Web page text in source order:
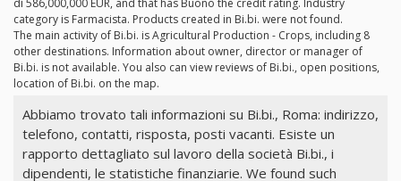
di 586,000,000 EUR, and that has Buono the credit rating. Industry
category is Farmacista. Products created in Bi.bi. were not found.
The main activity of Bi.bi. is Agricultural Production - Crops, including 8
other destinations. Information about owner, director or manager of
Bi.bi. is not available. You also can view reviews of Bi.bi., open positions,
location of Bi.bi. on the map.
Abbiamo trovato tali informazioni su Bi.bi., Roma: indirizzo,
telefono, contatti, risposta, posti vacanti. Esiste un
rapporto dettagliato sul lavoro della società Bi.bi., i
dipendenti, le statistiche finanziarie. We found such